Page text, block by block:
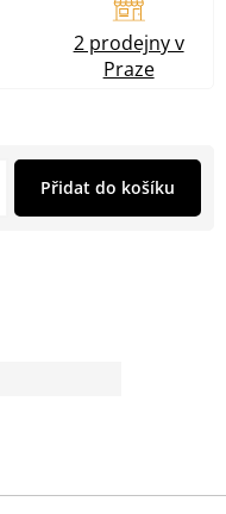
Přidat do košíku
2 prodejny v
Praze